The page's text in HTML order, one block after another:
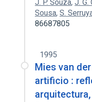
J. P. Souza, J. G.
Sousa, S.
86687805
1995
Mies van
artificio :